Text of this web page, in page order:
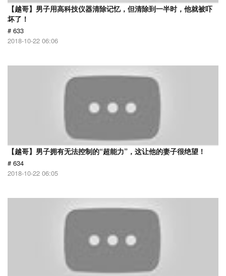
【越哥】男子用高科技仪器清除记忆，但清除到一半时，他就被吓
坏了！
# 633
2018-10-22 06:06
【越哥】男子拥有无法控制的“超能力”，这让他的妻子很绝望！
# 634
2018-10-22 06:05